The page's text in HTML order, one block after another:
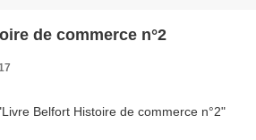
de commerce n°2